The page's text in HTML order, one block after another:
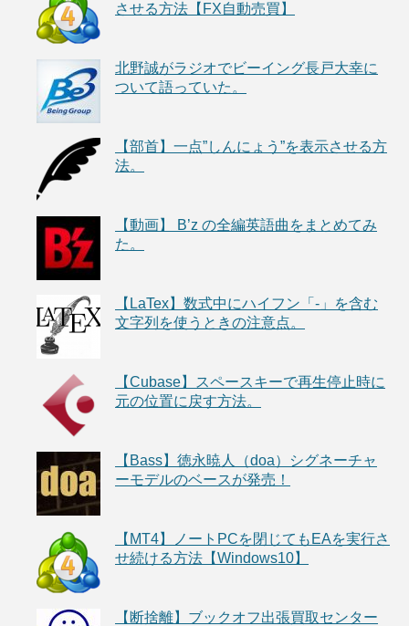
させる方法【FX自動売買】
北野誠がラジオでビーイング長戸大幸に
ついて語っていた。
【部首】一点”しんにょう”を表示させる方
法。
【動画】 B’z の全編英語曲をまとめてみ
た。
【LaTex】数式中にハイフン「-」を含む
文字列を使うときの注意点。
【Cubase】スペースキーで再生停止時に
元の位置に戻す方法。
【Bass】徳永暁人（doa）シグネーチャ
ーモデルのベースが発売！
【MT4】ノートPCを閉じてもEAを実行さ
せ続ける方法【Windows10】
【断捨離】ブックオフ出張買取センター